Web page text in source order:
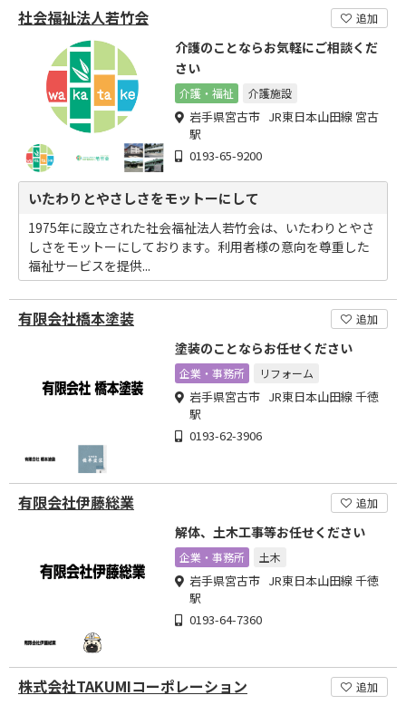
社会福祉法人若竹会 追加
介護のことならお気軽にご相談くだ
さい
介護・福祉 介護施設
岩手県宮古市 JR東日本山田線 宮古
駅
0193-65-9200
いたわりとやさしさをモットーにして
1975年に設立された社会福祉法人若竹会は、いたわりとやさ
しさをモットーにしております。利用者様の意向を尊重した
福祉サービスを提供...
有限会社橋本塗装 追加
塗装のことならお任せください
企業・事務所 リフォーム
岩手県宮古市 JR東日本山田線 千徳
駅
0193-62-3906
有限会社伊藤総業 追加
解体、土木工事等お任せください
企業・事務所 土木
岩手県宮古市 JR東日本山田線 千徳
駅
0193-64-7360
株式会社TAKUMIコーポレーション 追加